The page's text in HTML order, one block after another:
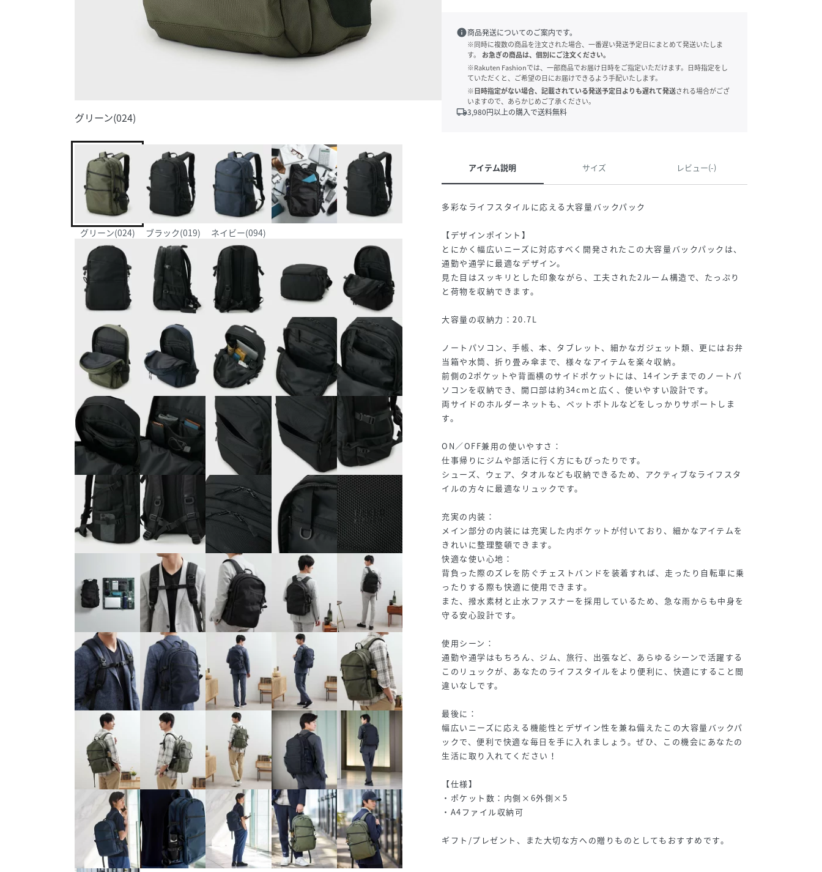
グリーン(024)
グリーン(024) ブラック(019) ネイビー(094)
info商品発送についてのご案内です。
※同時に複数の商品を注文された場合、一番遅い発送予定日にまとめて発送いたしま
す。
お急ぎの商品は、個別にご注文ください。
※Rakuten Fashionでは、一部商品でお届け日時をご指定いただけます。日時指定をし
ていただくと、ご希望の日にお届けできるよう手配いたします。
※日時指定がない場合、記載されている発送予定日よりも遅れて発送される場合がござ
いますので、あらかじめご了承ください。
local_shipping3,980円以上の購入で送料無料
アイテム説明 サイズ レビュー(-)
多彩なライフスタイルに応える大容量バックパック
【デザインポイント】
とにかく幅広いニーズに対応すべく開発されたこの大容量バックパックは、
通勤や通学に最適なデザイン。
見た目はスッキリとした印象ながら、工夫された2ルーム構造で、たっぷり
と荷物を収納できます。
大容量の収納力：20.7L
ノートパソコン、手帳、本、タブレット、細かなガジェット類、更にはお弁
当箱や水筒、折り畳み傘まで、様々なアイテムを楽々収納。
前側の2ポケットや背面横のサイドポケットには、14インチまでのノートパ
ソコンを収納でき、開口部は約34cmと広く、使いやすい設計です。
両サイドのホルダーネットも、ペットボトルなどをしっかりサポートしま
す。
ON／OFF兼用の使いやすさ：
仕事帰りにジムや部活に行く方にもぴったりです。
シューズ、ウェア、タオルなども収納できるため、アクティブなライフスタ
イルの方々に最適なリュックです。
充実の内装：
メイン部分の内装には充実した内ポケットが付いており、細かなアイテムを
きれいに整理整頓できます。
快適な使い心地：
背負った際のズレを防ぐチェストバンドを装着すれば、走ったり自転車に乗
ったりする際も快適に使用できます。
また、撥水素材と止水ファスナーを採用しているため、急な雨からも中身を
守る安心設計です。
使用シーン：
通勤や通学はもちろん、ジム、旅行、出張など、あらゆるシーンで活躍する
このリュックが、あなたのライフスタイルをより便利に、快適にすること間
違いなしです。
最後に：
幅広いニーズに応える機能性とデザイン性を兼ね備えたこの大容量バックパ
ックで、便利で快適な毎日を手に入れましょう。ぜひ、この機会にあなたの
生活に取り入れてください！
【仕様】
・ポケット数：内側×6外側×5
・A4ファイル収納可
ギフト/プレゼント、また大切な方への贈りものとしてもおすすめです。